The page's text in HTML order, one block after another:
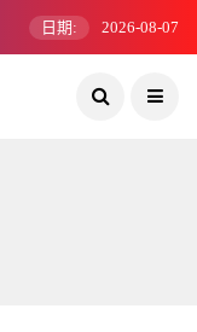
日期: 2026-08-07